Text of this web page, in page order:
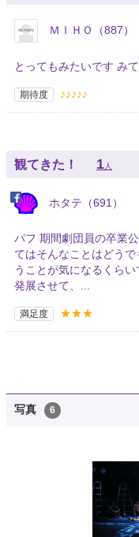
ＭＩＨＯ（887）
とってもみたいです み
期待度 ♪♪♪♪♪
観てきた！ 1 人
ホタテ（691）
パフ 期間劇団員の卒業
てはそんなことはどう
うことが気になるくら
発展させて、...
満足度 ★★★
写真 6